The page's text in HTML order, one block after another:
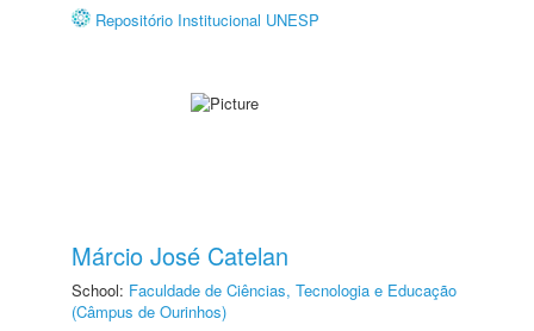
Repositório Institucional UNESP
Márcio José Catelan
School: Faculdade de Ciências, Tecnologia e Educação
(Câmpus de Ourinhos)